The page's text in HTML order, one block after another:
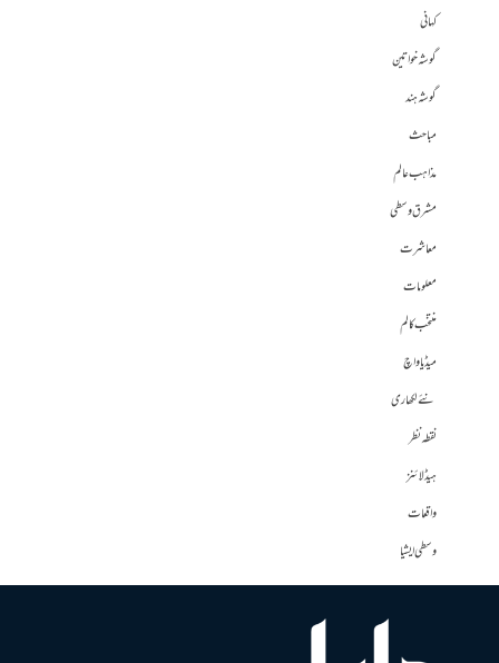
کہانی
گوشہ خواتین
گوشہ ہند
مباحث
مذاہب عالم
مشرق وسطی
معاشرت
معلومات
منتخب کالم
میڈیا واچ
نئے لکھاری
نقطہ نظر
ہیڈلائنز
واقعات
وسطی ایشیا